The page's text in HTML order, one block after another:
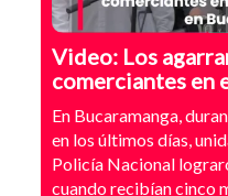
Video: Los
comerciantes en
Bucaramanga
En Bucaramanga,
en los últimos días,
Policía Nacional
cuando recibían cinco